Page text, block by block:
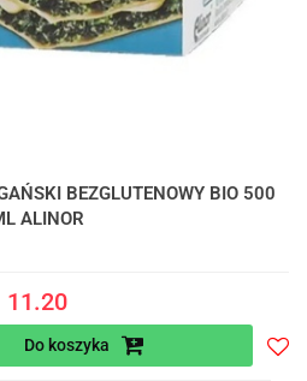
BEZGLUTENOWY BIO 500
ALINOR
11.20
Do koszyka